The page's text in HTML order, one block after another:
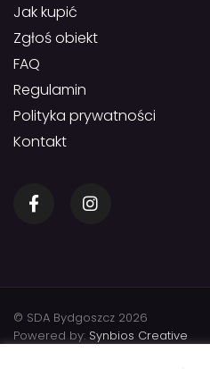
Jak kupić
Zgłoś obiekt
FAQ
Regulamin
Polityka prywatności
Kontakt
© SDA Bydgoszcz 2026
Powered by: Synbios Creative